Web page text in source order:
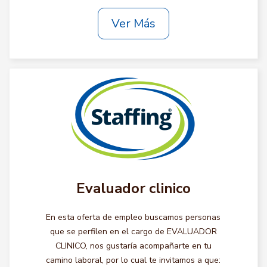
Ver Más
Evaluador clinico
En esta oferta de empleo buscamos personas
que se perfilen en el cargo de EVALUADOR
CLINICO, nos gustaría acompañarte en tu
camino laboral, por lo cual te invitamos a que: